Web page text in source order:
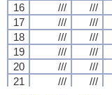
16
/// ///
17
/// ///
18
/// ///
19
/// ///
20
/// ///
21
/// ///
16
/// ///
17
/// ///
18
/// ///
19
/// ///
20
/// ///
21
/// ///
16
/// ///
17
/// ///
18
/// ///
19
/// ///
20
/// ///
21
/// ///
16
/// ///
17
/// ///
18
/// ///
19
/// ///
20
/// ///
21
/// ///